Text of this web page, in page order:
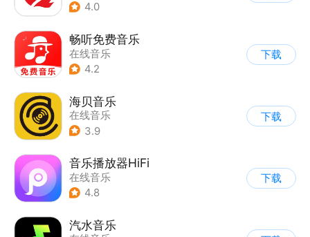
4.0
畅听免费音乐
在线音乐
4.2
下载
海贝音乐
在线音乐
3.9
下载
音乐播放器HiFi
在线音乐
4.8
下载
汽水音乐